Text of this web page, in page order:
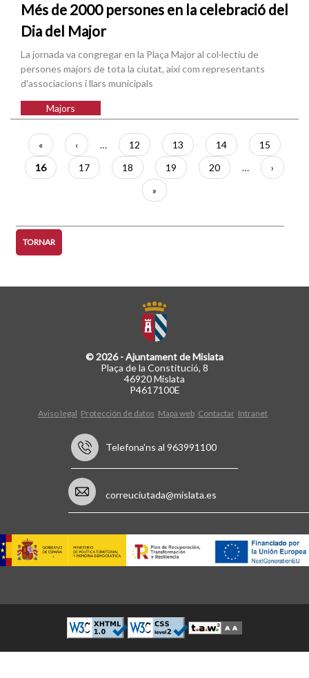
Més de 2000 persones en la celebració del
Dia del Major
La jornada va congregar en la Plaça Major al col·lectiu de
persones majors de tota la ciutat, així com representants
d'associacions i llars municipals
Majors
Paginació
Primera
pàgina
«
Pàgina
anterior
‹ … Pàgina
12 Pàgina
13 Pàgina
14 Pàgina
15
Pàgina
actual
16 Pàgina
17 Pàgina
18 Pàgina
19 Pàgina
20 …
Pàgina
següent
›
Última
pàgina
»
TORNAR
© 2026 - Ajuntament de Mislata
Plaça de la Constitució, 8
46920 Mislata
P4617100E
Aviso legal Protección de datos Mapa web Contactar Intranet
Telefona'ns al 963991100
correuciutada@mislata.es